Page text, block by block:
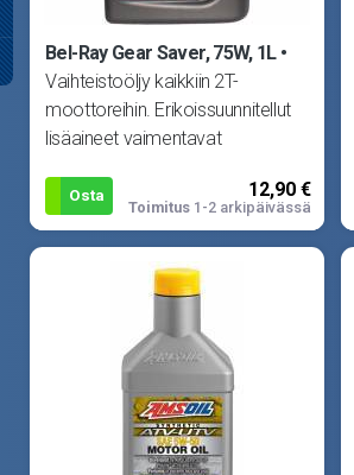
Bel-Ray Gear Saver, 75W, 1L
Vaihteistoöljy kaikkiin 2T-
moottoreihin. Erikoissuunnitellut
lisäaineet vaimentavat
Osta 12,90 €
Toimitus 1-2 arkipäivässä